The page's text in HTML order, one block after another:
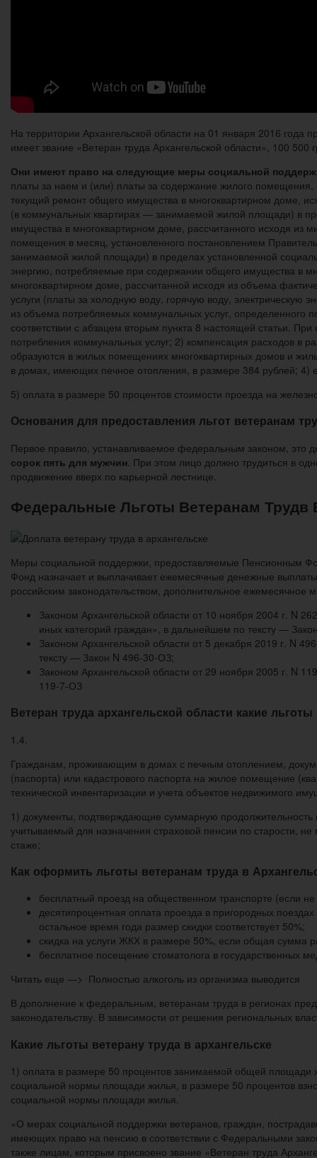
На территории Архангельской области на 01 января 2016
имеет звание «Ветеран труда Архангельской области», 100
Они имеют право на следующие меры социальной
платы за наем и (или) платы за содержание жилого
текущий ремонт общего имущества в многоквартирном доме,
(в коммунальных квартирах — занимаемой жилой площади) в
имущества в многоквартирном доме, рассчитанного исходя
помещения в месяц, установленного постановлением
занимаемой жилой площади) в пределах установленной
энергию, потребляемые при содержании общего имущества в
многоквартирном доме, рассчитанной исходя из объема
услуги (платы за холодную воду, горячую воду, электрическую
из объема потребляемых коммунальных услуг, определенного
соответствии с абзацем вторым пункта 8 настоящей статьи.
потребления коммунальных услуг; 2) компенсация расходов в
образуются в жилых помещениях многоквартирных домов и
в домах, имеющих печное отопления, в размере 384 рублей;
5) оплата в размере 50 процентов стоимости проезда на
Основания для предоставления льгот ветеранам
Первое правило, устанавливаемое федеральным законом, это
сорок пять для мужчин . При этом лицо должно трудиться в
продвижение вверх по карьерной лестнице.
Федеральные Льготы Ветеранам Трудв
Меры социальной поддержки, предоставляемые Пенсионным
Фонд назначает и выплачивает ежемесячные денежные
российским законодательством, дополнительное ежемесячное
Законом Архангельской области от 10 ноября 2004 г. N
иных категорий граждан», в дальнейшем по тексту —
Законом Архангельской области от 5 декабря 2019 г. N
тексту — Закон N 496-30-ОЗ;
Законом Архангельской области от 29 ноября 2005 г. N
119-7-ОЗ
Ветеран труда архангельской области какие льготы
1.4.
Гражданам, проживающим в домах с печным отоплением,
(паспорта) или кадастрового паспорта на жилое помещение
технической инвентаризации и учета объектов недвижимого
1) документы, подтверждающие суммарную
учитываемый для назначения страховой пенсии по старости,
стаже;
Как оформить льготы ветеранам труда в
бесплатный проезд на общественном транспорте (если не
десятипроцентная оплата проезда в пригородных
остальное время года размер скидки соответствует 50%;
скидка на услуги ЖКХ в размере 50%, если общая сумма
бесплатное посещение стоматолога в государственных
Читать еще —> Полностью алкоголь из организма выводится
В дополнение к федеральным, ветеранам труда в регионах
законодательству. В зависимости от решения региональных
Какие льготы ветерану труда в архангельске
1) оплата в размере 50 процентов занимаемой общей
социальной нормы площади жилья, в размере 50 процентов
социальной нормы площади жилья.
«О мерах социальной поддержки ветеранов, граждан,
имеющих право на пенсию в соответствии с Федеральными
также лицам, которым присвоено звание «Ветеран труда